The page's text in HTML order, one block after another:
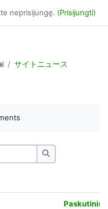
neprisijungę. (Prisijungti)
サイトニュース
Ieškoti
Paskutinis